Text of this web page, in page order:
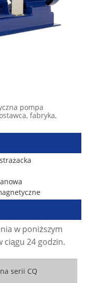
pompa
fabryka,
w poniższym
24 godzin.